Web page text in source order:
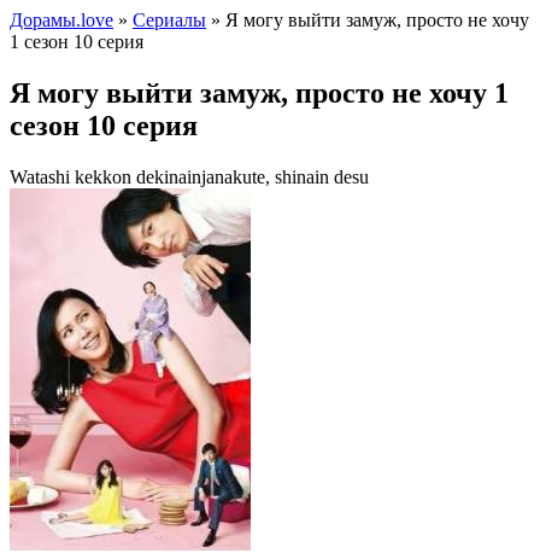
Дорамы.love » Сериалы » Я могу выйти замуж, просто не хочу
1 сезон 10 серия
Я могу выйти замуж, просто не хочу 1
сезон 10 серия
Watashi kekkon dekinainjanakute, shinain desu